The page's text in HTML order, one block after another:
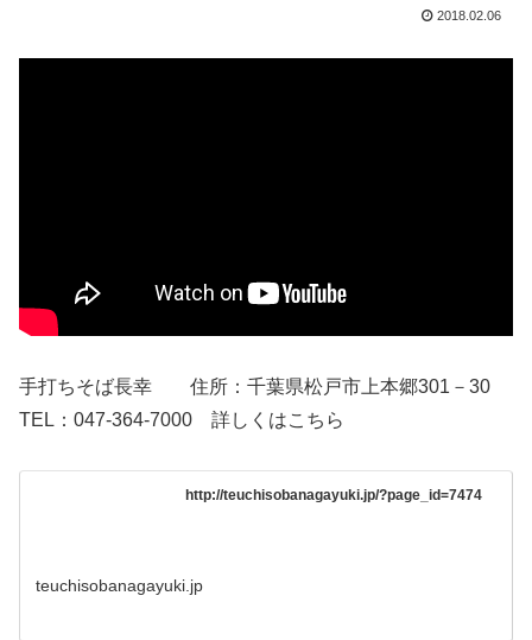
2018.02.06
手打ちそば長幸 住所：千葉県松戸市上本郷301－30
TEL：047-364-7000 詳しくはこちら
http://teuchisobanagayuki.jp/?page_id=7474
teuchisobanagayuki.jp